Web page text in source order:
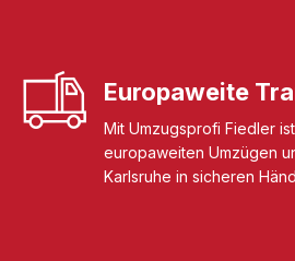
Europaweite
Mit Umzugsprofi Fiedler
europaweiten Umzügen
Karlsruhe in sicheren